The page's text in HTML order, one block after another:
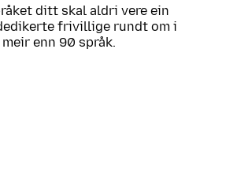
ditt skal aldri vere ein
frivillige rundt om i
enn 90 språk.